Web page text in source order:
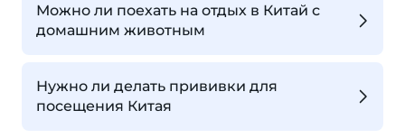
Можно ли поехать на отдых в Китай с
домашним животным
Нужно ли делать прививки для
посещения Китая